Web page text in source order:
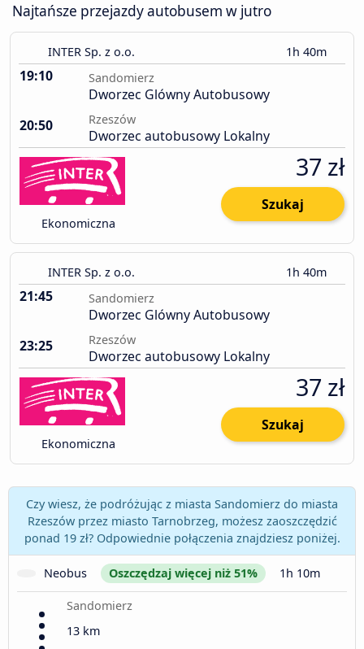
Najtańsze przejazdy autobusem w jutro
INTER Sp. z o.o. 1h 40m
19:10 Sandomierz
Dworzec Glówny Autobusowy
20:50
Rzeszów
Dworzec autobusowy Lokalny
Ekonomiczna
37 zł
Szukaj
INTER Sp. z o.o. 1h 40m
21:45 Sandomierz
Dworzec Glówny Autobusowy
23:25
Rzeszów
Dworzec autobusowy Lokalny
Ekonomiczna
37 zł
Szukaj
Czy wiesz, że podróżując z miasta Sandomierz do miasta
Rzeszów przez miasto Tarnobrzeg, możesz zaoszczędzić
ponad 19 zł? Odpowiednie połączenia znajdziesz poniżej.
Neobus Oszczędzaj więcej niż 51% 1h 10m
Sandomierz
13 km